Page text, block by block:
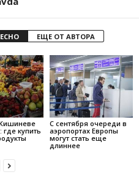
ЕЩЕ ОТ АВТОРА
где купить
С сентября очереди в
аэропортах Европы
могут стать еще
длиннее